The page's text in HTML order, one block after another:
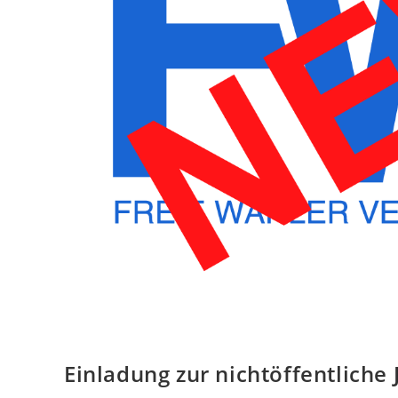
Einladung zur nichtöffentliche